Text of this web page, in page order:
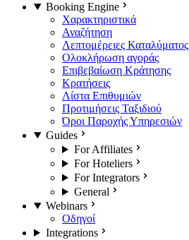
Booking Engine
Χαρακτηριστικά
Αναζήτηση
Λεπτομέρειες Καταλύματος
Ολοκλήρωση αγοράς
Επιβεβαίωση Κράτησης
Κρατήσεις
Λίστα Επιθυμιών
Προτιμήσεις Ταξιδιού
Όροι Παροχής Υπηρεσιών
Guides
For Affiliates
For Hoteliers
For Integrators
General
Webinars
Οδηγοί
Integrations